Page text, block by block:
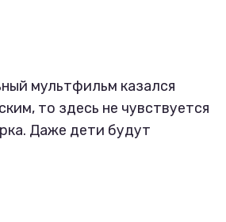
мультфильм казался
то здесь не чувствуется
Даже дети будут